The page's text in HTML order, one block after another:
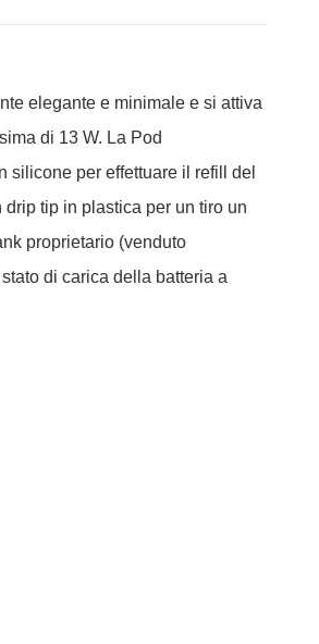
elegante e minimale e si attiva
di 13 W. La Pod
silicone per effettuare il refill del
tip in plastica per un tiro un
proprietario (venduto
di carica della batteria a